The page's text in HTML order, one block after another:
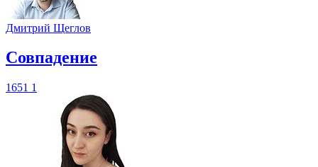
Дмитрий Щеглов
​Совпадение
1651 1